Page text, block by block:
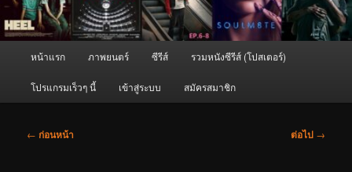
หน้าแรก ภาพยนตร์ ซีรีส์ รวมหนังซีรีส์ (โปสเตอร์)
โปรแกรมเร็วๆ นี้ เข้าสู่ระบบ สมัครสมาชิก
เมนู
← ก่อนหน้า ต่อไป →